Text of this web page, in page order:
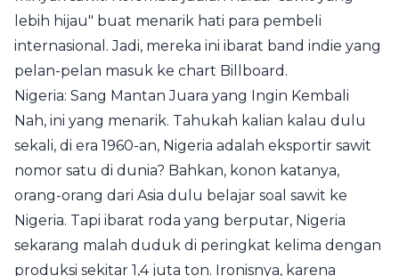
lebih hijau" buat menarik hati para pembeli
internasional. Jadi, mereka ini ibarat band indie yang
pelan-pelan masuk ke chart Billboard.
Nigeria: Sang Mantan Juara yang Ingin Kembali
Nah, ini yang menarik. Tahukah kalian kalau dulu
sekali, di era 1960-an, Nigeria adalah eksportir sawit
nomor satu di dunia? Bahkan, konon katanya,
orang-orang dari Asia dulu belajar soal sawit ke
Nigeria. Tapi ibarat roda yang berputar, Nigeria
sekarang malah duduk di peringkat kelima dengan
produksi sekitar 1,4 juta ton. Ironisnya, karena